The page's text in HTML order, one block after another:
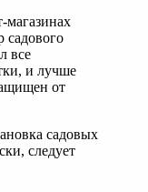
магазинах
садового
все
и лучше
от
садовых
следует